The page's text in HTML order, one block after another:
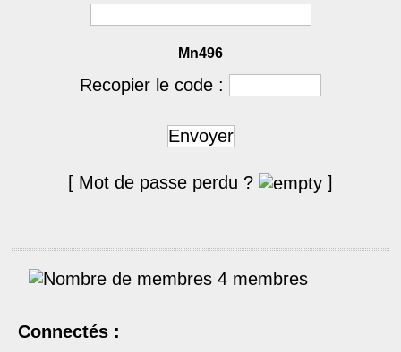
Mn496
Recopier le code :
Envoyer
[ Mot de passe perdu ? ]
4 membres
Connectés :